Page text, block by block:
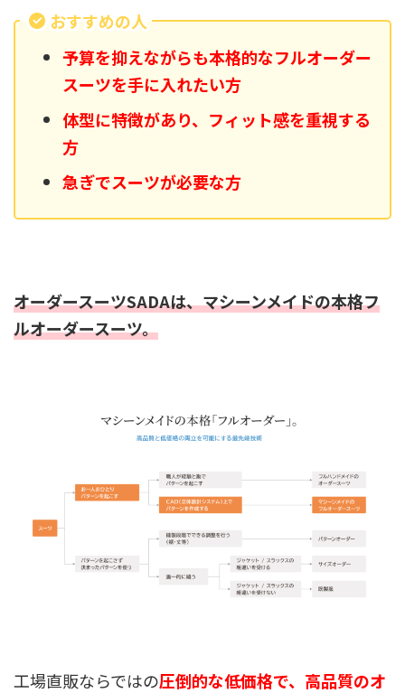
おすすめの人
予算を抑えながらも本格的なフルオーダー
スーツを手に入れたい方
体型に特徴があり、フィット感を重視する
方
急ぎでスーツが必要な方
オーダースーツSADAは、マシーンメイドの本格フ
ルオーダースーツ。
工場直販ならではの圧倒的な低価格で、高品質のオ